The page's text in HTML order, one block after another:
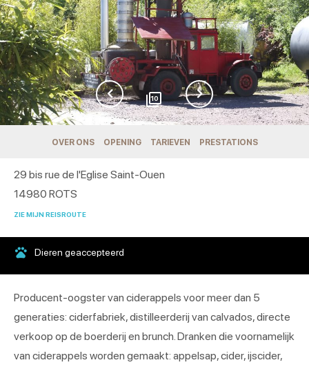
10
OVER ONS OPENING TARIEVEN PRESTATIONS
29 bis rue de l'Eglise Saint-Ouen
14980 ROTS
ZIE MIJN REISROUTE
Dieren geaccepteerd
Producent-oogster van ciderappels voor meer dan 5
generaties: ciderfabriek, distilleerderij van calvados, directe
verkoop op de boerderij en brunch. Dranken die voornamelijk
van ciderappels worden gemaakt: appelsap, cider, ijscider,